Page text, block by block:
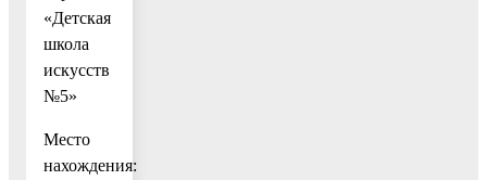
«Детская
школа
искусств
№5»
Место
нахождения: